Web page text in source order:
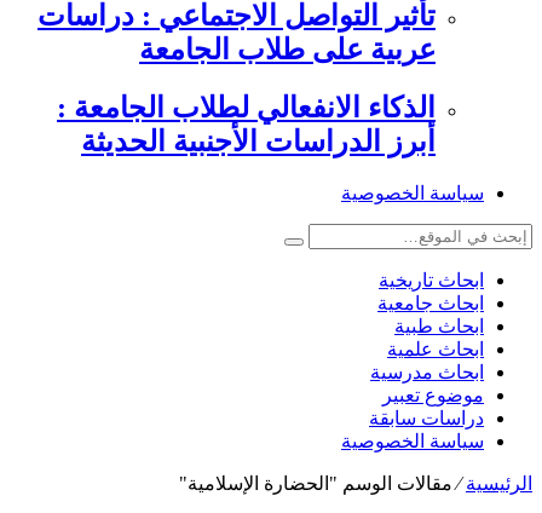
تأثير التواصل الاجتماعي : دراسات
عربية على طلاب الجامعة
الذكاء الانفعالي لطلاب الجامعة :
أبرز الدراسات الأجنبية الحديثة
سياسة الخصوصية
ابحاث تاريخية
ابحاث جامعية
ابحاث طبية
ابحاث علمية
ابحاث مدرسية
موضوع تعبير
دراسات سابقة
سياسة الخصوصية
الرئيسية⁄مقالات الوسم "الحضارة الإسلامية"